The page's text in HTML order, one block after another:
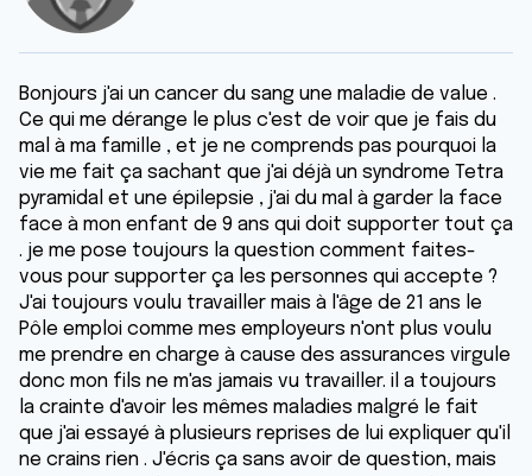
Bonjours j'ai un cancer du sang une maladie de value .
Ce qui me dérange le plus c'est de voir que je fais du
mal à ma famille , et je ne comprends pas pourquoi la
vie me fait ça sachant que j'ai déjà un syndrome Tetra
pyramidal et une épilepsie , j'ai du mal à garder la face
face à mon enfant de 9 ans qui doit supporter tout ça
. je me pose toujours la question comment faites-
vous pour supporter ça les personnes qui accepte ?
J'ai toujours voulu travailler mais à l'âge de 21 ans le
Pôle emploi comme mes employeurs n'ont plus voulu
me prendre en charge à cause des assurances virgule
donc mon fils ne m'as jamais vu travailler. il a toujours
la crainte d'avoir les mêmes maladies malgré le fait
que j'ai essayé à plusieurs reprises de lui expliquer qu'il
ne crains rien . J'écris ça sans avoir de question, mais